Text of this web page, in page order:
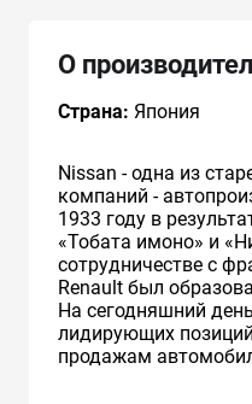
О
Страна: Япония
Nissan - одна из
компаний -
1933 году в
«Тобата имоно» и
сотрудничестве с
Renault был
На сегодняшний
лидирующих
продажам